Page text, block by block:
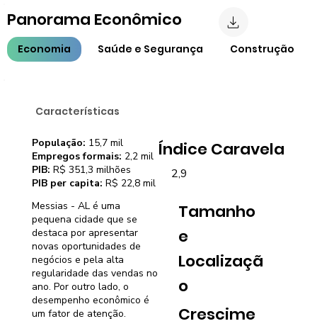
Características
Messias - AL é uma
pequena cidade que se
destaca por apresentar
novas oportunidades de
negócios e pela alta
regularidade das vendas no
ano. Por outro lado, o
desempenho econômico é
um fator de atenção.
Índice Caravela
2,9
Tamanho
e
Localizaçã
o
Crescime
População: 15,7 mil
Empregos formais: 2,2 mil
PIB: R$ 351,3 milhões
PIB per capita: R$ 22,8 mil
Economia Saúde e Segurança Construção
Panorama Econômico